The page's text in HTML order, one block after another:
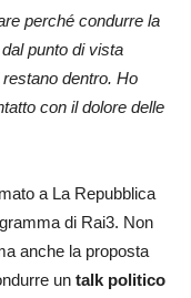
perché condurre la
punto di vista
dentro. Ho
con il dolore delle
a La Repubblica
di Rai3. Non
anche la proposta
un talk politico